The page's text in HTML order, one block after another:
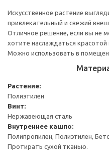
Искусственное растение
привлекательный и свежий
Отличное решение, если вы не
хотите наслаждаться красотой
Можно использовать в
Растение:
Полиэтилен
Винт:
Нержавеющая сталь
Внутреннее кашпо:
Полипропилен, Полиэтилен,
Протирать сухой тканью.